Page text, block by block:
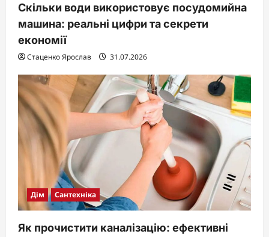
Скільки води використовує посудомийна
машина: реальні цифри та секрети
економії
Стаценко Ярослав 31.07.2026
Дім Сантехніка
Як прочистити каналізацію: ефективні